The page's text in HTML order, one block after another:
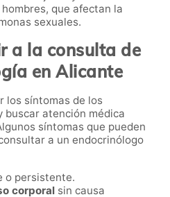
que afectan la
sexuales.
a la consulta de
en Alicante
los síntomas de los
atención médica
síntomas que pueden
a un endocrinólogo
o persistente.
corporal sin causa